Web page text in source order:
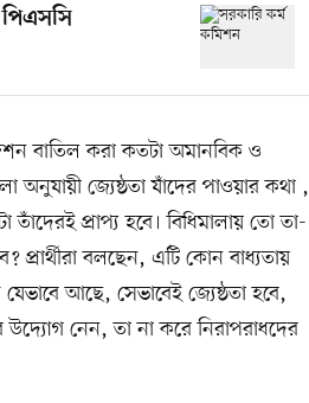
পিএসসি
বাতিল করা কতটা অমানবিক ও
অনুযায়ী জ্যেষ্ঠতা যাঁদের পাওয়ার কথা ,
প্রাপ্য হবে। বিধিমালায় তো তা-
বলছেন, এটি কোন বাধ্যতায়
আছে, সেভাবেই জ্যেষ্ঠতা হবে,
উদ্যোগ নেন, তা না করে নিরাপরাধদের